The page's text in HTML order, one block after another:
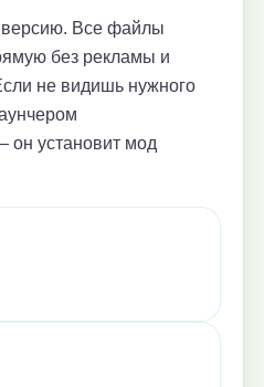
Все файлы
без рекламы и
не видишь нужного
он установит мод